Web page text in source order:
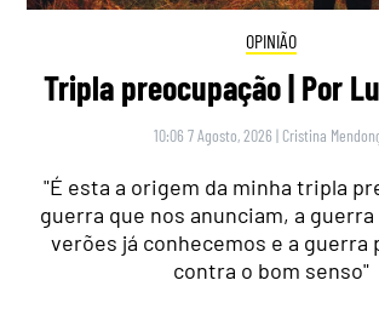
OPINIÃO
Tripla preocupação | Por
10:06 7 Agosto, 2026 | Cristina
"É esta a origem da minha tripla
guerra que nos anunciam, a
verões já conhecemos e a guerra
contra o bom senso"